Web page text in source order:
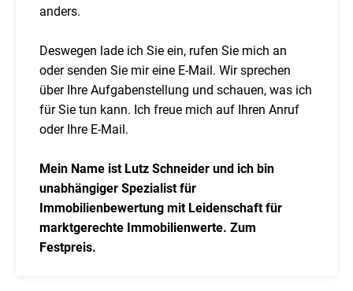
anders.
Deswegen lade ich Sie ein, rufen Sie mich an
oder senden Sie mir eine E-Mail. Wir sprechen
über Ihre Aufgabenstellung und schauen, was ich
für Sie tun kann. Ich freue mich auf Ihren Anruf
oder Ihre E-Mail.
Mein Name ist Lutz Schneider und ich bin
unabhängiger Spezialist für
Immobilienbewertung mit Leidenschaft für
marktgerechte Immobilienwerte. Zum
Festpreis.